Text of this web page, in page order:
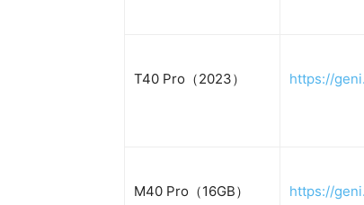
T40 Pro（2023） https://
M40 Pro（16GB） https://